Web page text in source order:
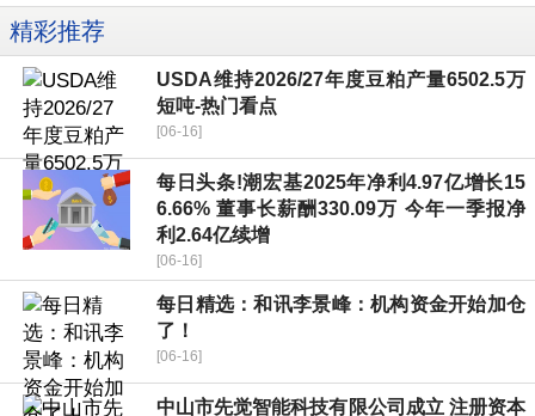
精彩推荐
USDA维持2026/27年度豆粕产量6502.5万
短吨-热门看点
[06-16]
每日头条!潮宏基2025年净利4.97亿增长15
6.66% 董事长薪酬330.09万 今年一季报净
利2.64亿续增
[06-16]
每日精选：和讯李景峰：机构资金开始加仓
了！
[06-16]
中山市先觉智能科技有限公司成立 注册资本